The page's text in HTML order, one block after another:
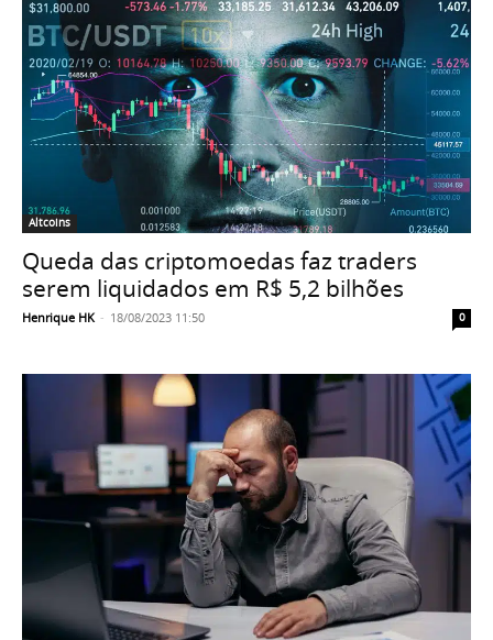
Altcoins
Queda das criptomoedas faz traders
serem liquidados em R$ 5,2 bilhões
Henrique HK - 18/08/2023 11:50 0